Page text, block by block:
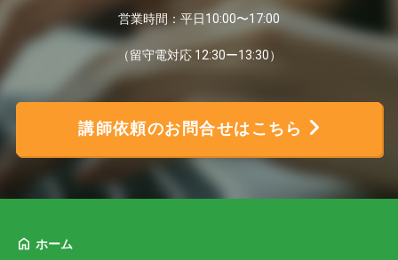
営業時間：平日10:00〜17:00
（留守電対応 12:30ー13:30）
講師依頼のお問合せはこちら
ホーム